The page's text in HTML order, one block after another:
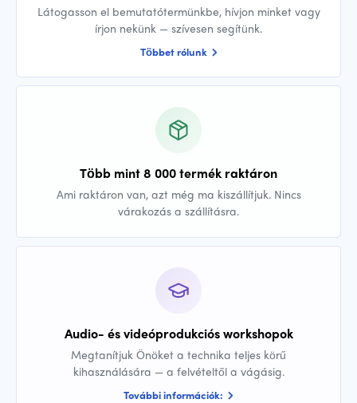
Látogasson el bemutatótermünkbe, hívjon minket vagy
írjon nekünk — szívesen segítünk.
Többet rólunk
Több mint 8 000 termék raktáron
Ami raktáron van, azt még ma kiszállítjuk. Nincs
várakozás a szállításra.
Audio- és videóprodukciós workshopok
Megtanítjuk Önöket a technika teljes körű
kihasználására — a felvételtől a vágásig.
További információk: